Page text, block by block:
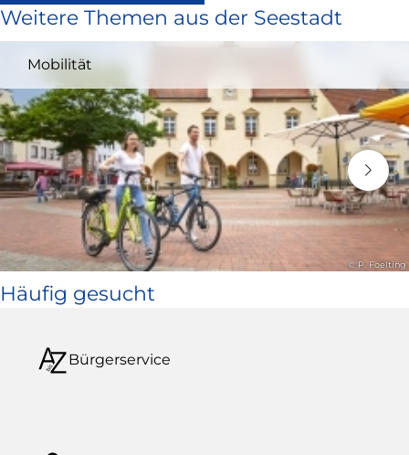
extern
und
in
neuem
Fenster)
Weitere Themen aus der Seestadt
Mobilität
© P. Foelting
Häufig gesucht
Bürgerservice